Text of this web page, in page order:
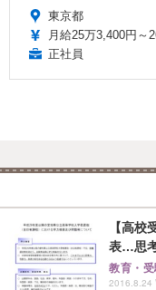
東京都
月給25万3,400円～
正社員
【高
表…思
教育・受
2016.8.24